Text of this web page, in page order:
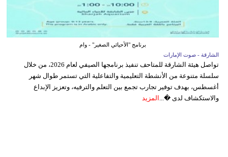
برنامج "الأحيائي الصغير" - وام
الشارقة - صوت الإمارات
تواصل هيئة الشارقة للمتاحف تنفيذ برنامجها الصيفي لعام 2026، من خلال
سلسلة متنوعة من الأنشطة التعليمية والتفاعلية التي تستمر طوال شهر
أغسطس، بهدف توفير تجارب تجمع بين التعلم والترفيه، وتعزيز الإبداع
والاستكشاف لدى �... المزيد